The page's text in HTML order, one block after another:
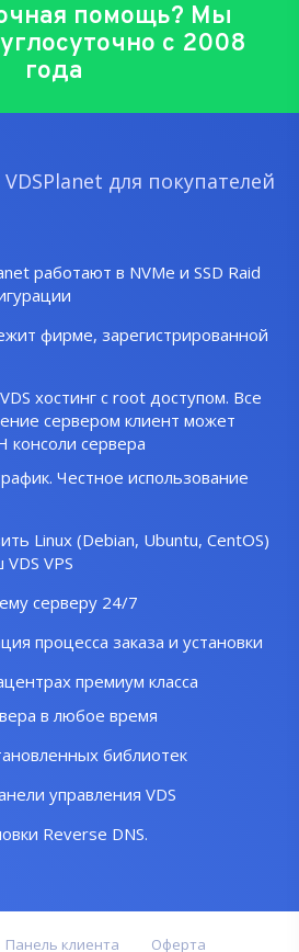
помощь? Мы
с 2008
года
для покупателей
работают в NVMe и SSD Raid
фирме, зарегистрированной
хостинг с root доступом. Все
сервером клиент может
консоли сервера
Честное использование
Linux (Debian, Ubuntu, CentOS)
VPS
серверу 24/7
процесса заказа и установки
премиум класса
в любое время
библиотек
управления VDS
Reverse DNS.
Панель клиента Оферта